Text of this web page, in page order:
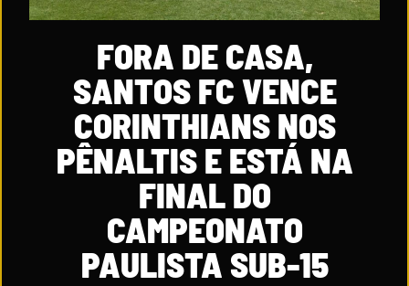
FORA DE CASA,
SANTOS FC VENCE
CORINTHIANS NOS
PÊNALTIS E ESTÁ NA
FINAL DO
CAMPEONATO
PAULISTA SUB-15